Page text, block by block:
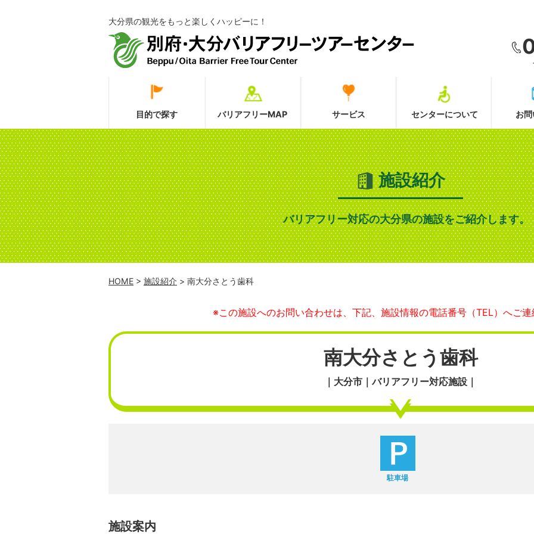
大分県の観光をもっと楽しくハッピーに！
目的で探す バリアフリーMAP サービス センターについて お
施設紹介
バリアフリー対応の大分県の施設をご紹介します。
HOME > 施設紹介 > 南大分さとう歯科
※この施設へのお問い合わせは、下記、施設情報の電話番号（TEL）へご連
南大分さとう歯科
｜大分市｜バリアフリー対応施設｜
駐車場
施設案内